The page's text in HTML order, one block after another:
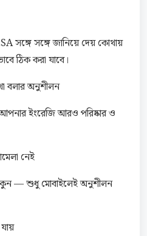
সঙ্গে সঙ্গে জানিয়ে দেয় কোথায়
ঠিক করা যাবে।
বলার অনুশীলন
ইংরেজি আরও পরিষ্কার ও
নেই
— শুধু মোবাইলেই অনুশীলন